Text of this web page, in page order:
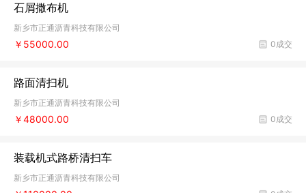
石屑撒布机
新乡市正通沥青科技有限公司
0成交
￥55000.00
路面清扫机
新乡市正通沥青科技有限公司
0成交
￥48000.00
装载机式路桥清扫车
新乡市正通沥青科技有限公司